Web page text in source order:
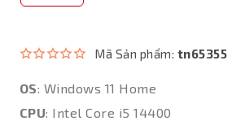
Mã Sản phẩm: tn65355
OS: Windows 11 Home
CPU: Intel Core i5 14400